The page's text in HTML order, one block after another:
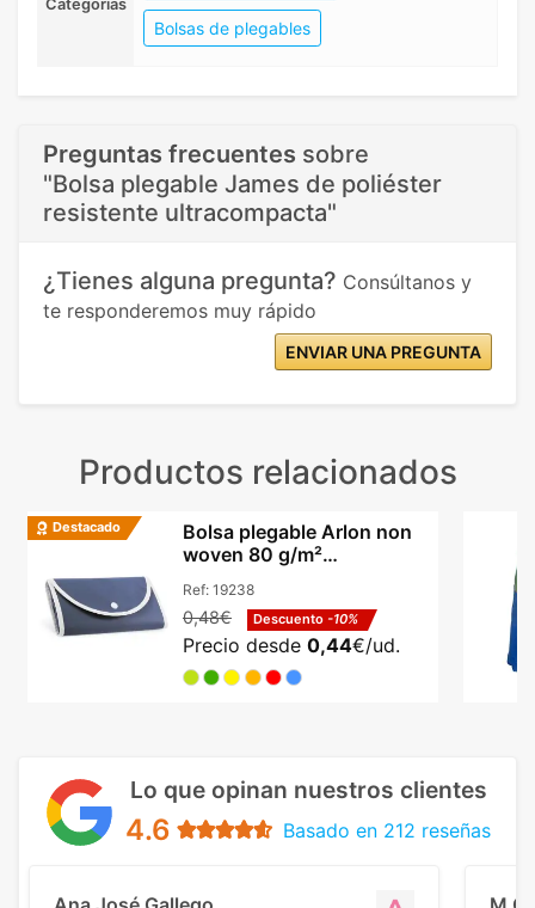
Categorias
Bolsas de plegables
Preguntas frecuentes sobre
"Bolsa plegable James de poliéster
resistente ultracompacta"
¿Tienes alguna pregunta? Consúltanos y
te responderemos muy rápido
ENVIAR UNA PREGUNTA
Productos relacionados
Destacado
Bolsa plegable Arlon non
woven 80 g/m²
Ref: 19238
0,48€ Descuento -10%
Precio desde 0,44€/ud.
Lo que opinan nuestros clientes
4.6 Basado en 212 reseñas